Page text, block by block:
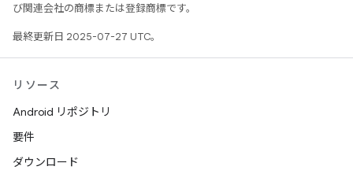
び関連会社の商標または登録商標です。
最終更新日 2025-07-27 UTC。
リソース
Android リポジトリ
要件
ダウンロード